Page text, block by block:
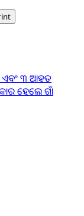
ଏବଂ ୩ ଆହତ
ହେଲେ ଗାଁ